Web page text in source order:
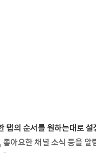
의 순서를 원하는대로 설
아요한 채널 소식 등을 알